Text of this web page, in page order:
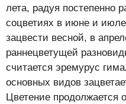
лета, радуя постепенно
соцветиях в июне и
зацвести весной, в
раннецветущей
считается эремурус
основных видов
Цветение продолжается